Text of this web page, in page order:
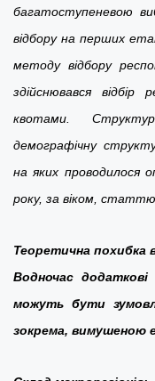
багатоступеневою
відбору на перших
методу відбору
здійснювався
квотами. Структура
демографічну
на яких проводилося
року, за віком,
Теоретична похибка
Водночас додаткові
можуть бути
зокрема, вимушеною